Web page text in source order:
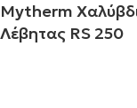
Mytherm
Λέβητας RS 250